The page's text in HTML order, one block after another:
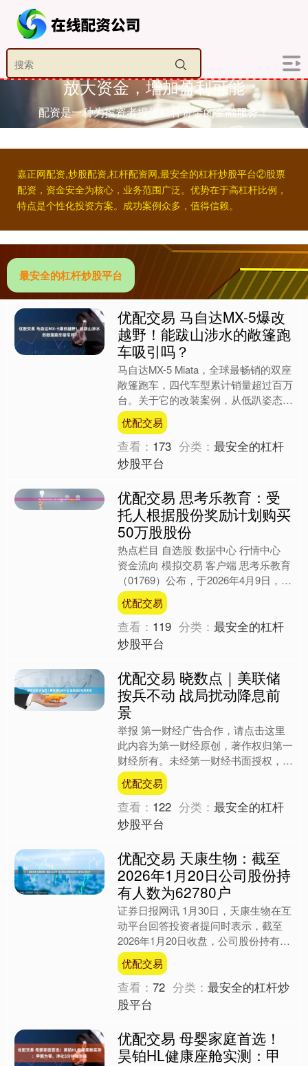
放大资金，增加盈利可能
配资是一种为投资者提供杠杆资金的金融服务！
嘉正网配资,炒股配资,杠杆配资网,最安全的杠杆炒股平台②股票
配资，资金安全为核心，业务范围广泛。优势在于高杠杆比例，
特点是个性化投资方案。成功案例众多，值得信赖。
最安全的杠杆炒股平台
优配交易 马自达MX-5爆改
越野！能跋山涉水的敞篷跑
车吸引吗？
马自达MX-5 Miata，全球最畅销的双座
敞篷跑车，四代车型累计销量超过百万
台。关于它的改装案例，从低趴姿态到
赛道竞技，什么风格都有人玩过。但你
有想过——把一....
优配交易
查看： 173 分类：最安全的杠杆
炒股平台
优配交易 思考乐教育：受
托人根据股份奖励计划购买
50万股股份
热点栏目 自选股 数据中心 行情中心
资金流向 模拟交易 客户端 思考乐教育
（01769）公布，于2026年4月9日，受
托人根据股份奖励计划已于市场上购入
合共5....
优配交易
查看： 119 分类：最安全的杠杆
炒股平台
优配交易 晓数点｜美联储
按兵不动 战局扰动降息前
景
举报 第一财经广告合作，请点击这里
此内容为第一财经原创，著作权归第一
财经所有。未经第一财经书面授权，不
得以任何方式加以使用，包括转载、摘
编、复制或建立镜像。第一....
优配交易
查看： 122 分类：最安全的杠杆
炒股平台
优配交易 天康生物：截至
2026年1月20日公司股份持
有人数为62780户
证券日报网讯 1月30日，天康生物在互
动平台回答投资者提问时表示，截至
2026年1月20日收盘，公司股份持有人
数为62780户。....
优配交易
查看：72 分类：最安全的杠杆炒
股平台
优配交易 母婴家庭首选！
昊铂HL健康座舱实测：甲